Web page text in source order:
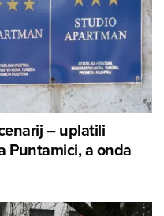
– uplatili
Puntamici, a onda